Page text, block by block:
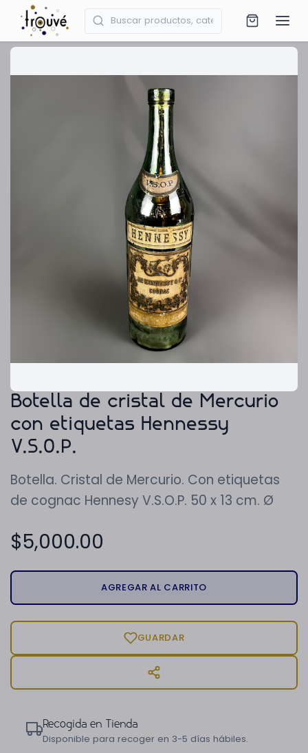
Botella de cristal de Mercurio
con etiquetas Hennessy
V.S.O.P.
Botella. Cristal de Mercurio. Con etiquetas
de cognac Hennesy V.S.O.P. 50 x 13 cm. Ø
$5,000.00
AGREGAR AL CARRITO
GUARDAR
Recogida en Tienda
Disponible para recoger en 3-5 días hábiles.